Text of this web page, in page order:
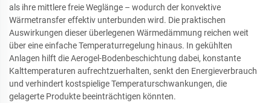
als ihre mittlere freie Weglänge – wodurch der konvektive
Wärmetransfer effektiv unterbunden wird. Die praktischen
Auswirkungen dieser überlegenen Wärmedämmung reichen weit
über eine einfache Temperaturregelung hinaus. In gekühlten
Anlagen hilft die Aerogel-Bodenbeschichtung dabei, konstante
Kalttemperaturen aufrechtzuerhalten, senkt den Energieverbrauch
und verhindert kostspielige Temperaturschwankungen, die
gelagerte Produkte beeinträchtigen könnten.